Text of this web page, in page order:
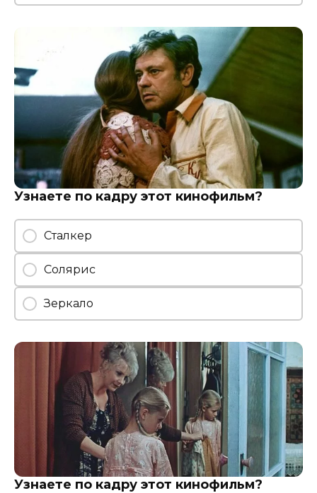
Узнаете по кадру этот кинофильм?
Сталкер
Солярис
Зеркало
Узнаете по кадру этот кинофильм?